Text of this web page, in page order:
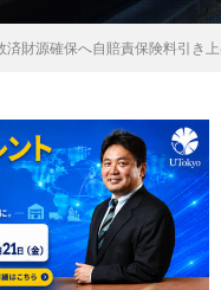
済財源確保へ自賠責保険料引き